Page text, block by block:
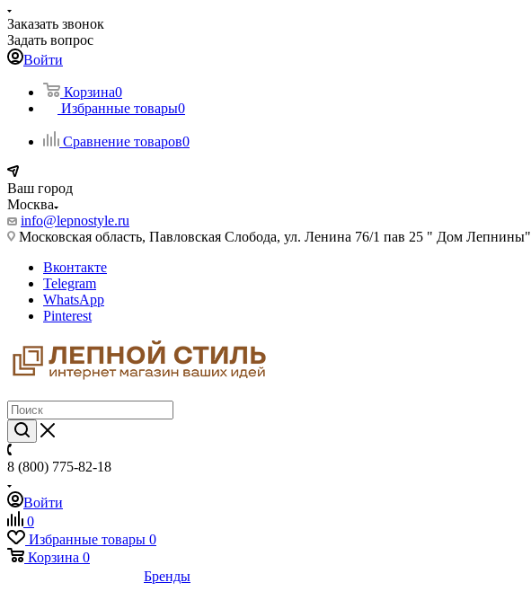
Заказать звонок
Задать вопрос
Войти
Корзина0
Избранные товары0
Сравнение товаров0
Ваш город
Москва
info@lepnostyle.ru
Московская область, Павловская Слобода, ул. Ленина 76/1 пав 25 " Дом Лепнины"
Вконтакте
Telegram
WhatsApp
Pinterest
8 (800) 775-82-18
Войти
0
Избранные товары 0
Корзина 0
Бренды